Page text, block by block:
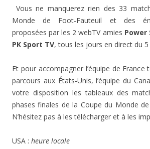
Vous ne manquerez rien des 33
Monde de Foot-Fauteuil et des
proposées par les 2 webTV amies Power
PK Sport TV, tous les jours en direct du 5
Et pour accompagner l’équipe de
parcours aux États-Unis, l’équipe du
votre disposition les tableaux des
phases finales de la Coupe du Monde
N’hésitez pas à les télécharger et à les
USA : heure locale